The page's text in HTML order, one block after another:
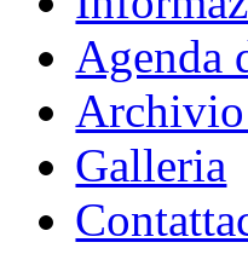
Agenda
Galleria